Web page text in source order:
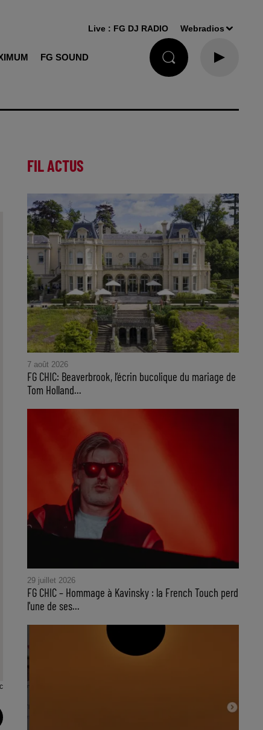
FG SOUND
Live : FG DJ RADIO Webradios
FIL ACTUS
7 août 2026
FG CHIC: Beaverbrook, l’écrin bucolique du mariage de
Tom Holland...
29 juillet 2026
FG CHIC – Hommage à Kavinsky : la French Touch perd
l'une de ses...